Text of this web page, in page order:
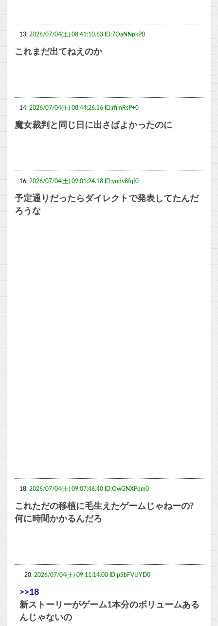
13: 2026/07/04(土) 08:41:10.63 ID:7OaNNpkP0
これまだ出てねえのか
14: 2026/07/04(土) 08:44:26.16 ID:rfimRsP+0
魔女裁判と同じ日に出さばよかったのに
16: 2026/07/04(土) 09:01:24.18 ID:yudv8fqf0
予定通りだったらダイレクトで発表してたんだ
ろうな
18: 2026/07/04(土) 09:07:46.40 ID:OwGNXPqm0
これただの移植に毛生えたゲームじゃねーの?
何に時間かかるんだろ
20: 2026/07/04(土) 09:11:14.00 ID:pSbFVUYD0
>>18
新ストーリーがゲーム1本分のボリュームある
んじゃないの